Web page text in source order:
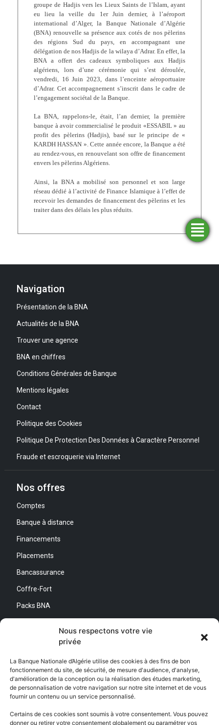
Nous respectons votre vie
privée
La Banque Nationale d’Algérie utilise des cookies à des fins de bon
fonctionnement du site, de sécurité, de mesure d'audience, d'analyse,
d'amélioration de la conception ou la réalisation des études marketing,
de personnalisation de votre navigation sur notre site internet et de vous
fournir un contenu ou un service personnalisé.
Certains de ces cookies sont soumis à votre consentement. Vous pouvez
donner ou retirer votre consentement globalement ou paramétrer vos
groupe de Hadjis vers les Lieux Saints de l’Islam, ayant
eu lieu la veille du 1er Juin dernier, à l’aéroport
international d’Alger, la Banque Nationale d’Algérie
(BNA) renouvelle sa présence aux cotés de nos pèlerins
des régions Sud du pays, en accompagnant une
délégation de nos Hadjis de la wilaya d’Adrar. En effet, la
BNA a offert des cadeaux symboliques aux Hadjis
algériens, lors d’une cérémonie qui s’est déroulée,
vendredi, 16 Juin 2023, dans l’enceinte aéroportuaire
d’Adrar. Cet accompagnement s’inscrit dans le cadre de
l’engagement sociétal de la Banque.
La BNA, rappelons-le, était, l’an dernier, la première
banque à avoir commercialisé le produit «ESSABIL » au
profit des pèlerins (Hadjis), basé sur le principe de «
KARDH HASSAN ». Cette année encore, la Banque a été
au rendez-vous, en renouvelant son offre de financement
envers les pèlerins Algériens.
Ainsi, la BNA a mobilisé son personnel et son large
réseau dédié à l’activité de Finance Islamique à l’effet de
recevoir les demandes de financement des pèlerins et les
traiter dans des délais les plus réduits.
Navigation
Présentation de la BNA
Actualités de la BNA
Trouver une agence
BNA en chiffres
Conditions Générales de Banque
Mentions légales
Contact
Politique des Cookies
Politique De Protection Des Données à Caractère Personnel
Fraude et escroquerie via Internet
Nos offres
Comptes
Banque à distance
Financements
Placements
Bancassurance
Coffre-Fort
Packs BNA
Direction Générale :
Adresse : Quartier d’Affaires Bab Ezzouar
Centre de Relation Client :
Adresse : Quartier d’Affaires Bab Ezzouar
Trouver
une
agence
Demander
un
financement
Simulateurs
Ouvrir
un
compte